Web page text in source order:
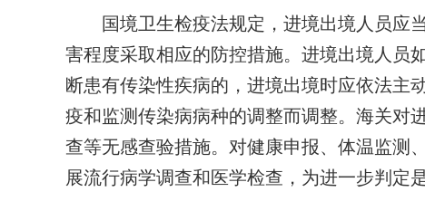
国境卫生检疫法规定，进境出境人员应
害程度采取相应的防控措施。进境出境人员
断患有传染性疾病的，进境出境时应依法主
疫和监测传染病病种的调整而调整。海关对
查等无感查验措施。对健康申报、体温监测
展流行病学调查和医学检查，为进一步判定